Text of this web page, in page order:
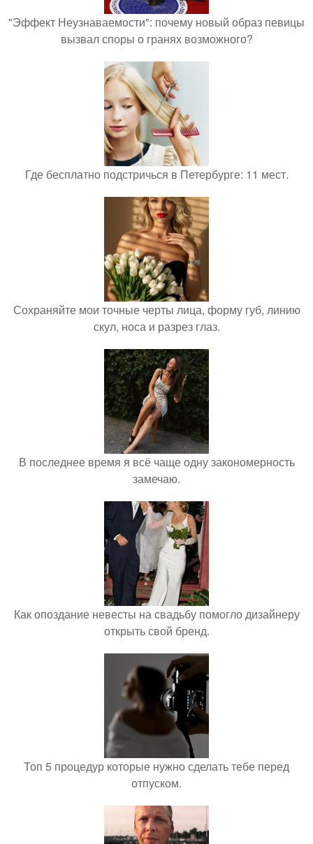
"Эффект Неузнаваемости": почему новый образ певицы
вызвал споры о гранях возможного?
Где бесплатно подстричься в Петербурге: 11 мест.
Сохраняйте мои точные черты лица, форму губ, линию
скул, носа и разрез глаз.
В последнее время я всё чаще одну закономерность
замечаю.
Как опоздание невесты на свадьбу помогло дизайнеру
открыть свой бренд.
Топ 5 процедур которые нужно сделать тебе перед
отпуском.